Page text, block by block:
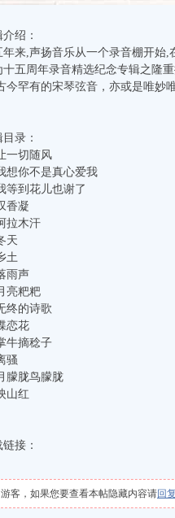
绍：
年来,声扬音乐从一个录音棚开始,
十五周年录音精选纪念专辑之隆
今罕有的宋琴弦音，亦或是唯妙
录：
一切随风
想你不是真心爱我
等到花儿也谢了
香凝
拉木汗
天
土
雨声
亮粑粑
终的诗歌
恋花
牛摘稔子
骚
朦胧鸟朦胧
山红
接：
游客，如果您要查看本帖隐藏内容请回复